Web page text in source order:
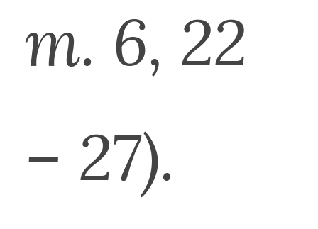
m. 6, 22
– 27).